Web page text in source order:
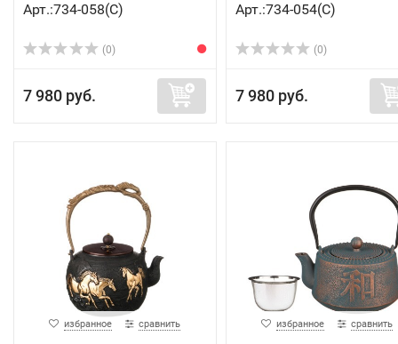
Арт.:734-058(C)
(0)
7 980 руб.
Арт.:734-054(C)
(0)
7 980 руб.
избранное сравнить избранное сравнить